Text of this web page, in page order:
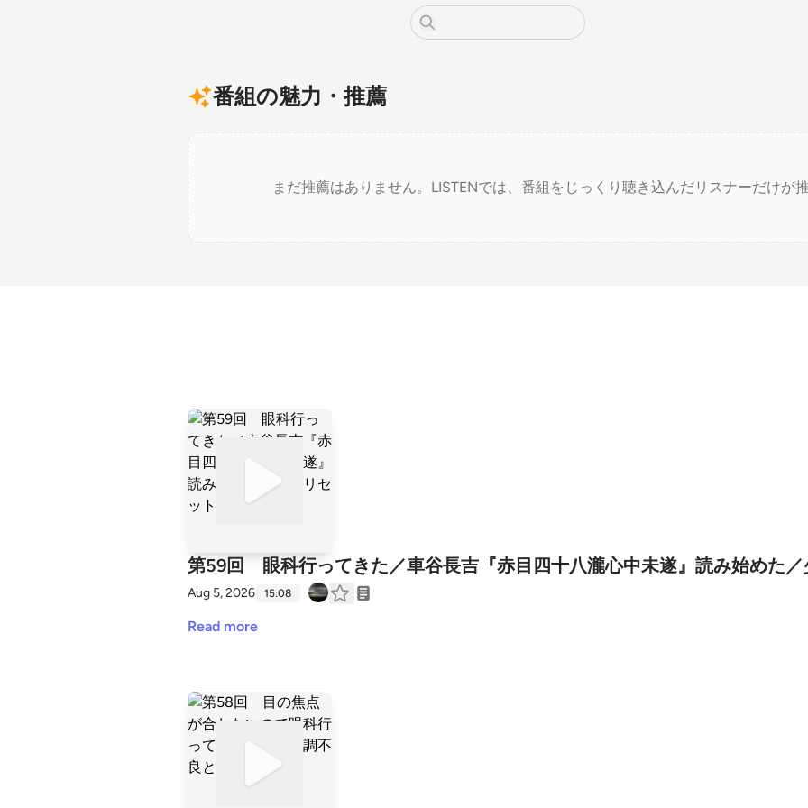
番組の魅力・推薦
まだ推薦はありません。LISTENでは、番組をじっくり聴き込んだリスナーだけが
第59回 眼科行ってきた／車谷長吉『赤目四十八瀧心中未遂』読み始めた／
Aug 5, 2026 15:08
Read more